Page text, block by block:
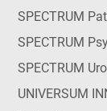
SPECTRUM
SPECTRUM
SPECTRUM
UNIVERSUM